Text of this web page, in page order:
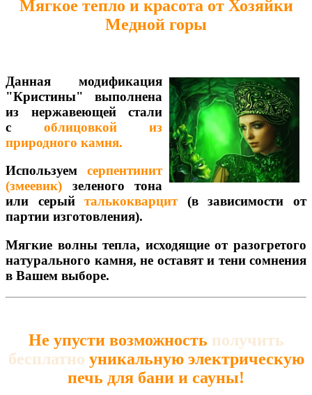
Мягкое тепло и красота от Хозяйки
Медной горы
Данная модификация
"Кристины" выполнена
из нержавеющей стали
с облицовкой из
природного камня.
Используем серпентинит
(змеевик) зеленого тона
или серыйталькокварцит(в зависимости от
партии изготовления).
Мягкие волны тепла, исходящие от разогретого
натурального камня, не оставят и тени сомнения
в Вашем выборе.
Не упусти возможность получить
бесплатно уникальную электрическую
печь для бани и сауны!